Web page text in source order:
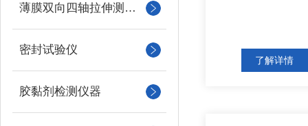
薄膜双向四轴拉伸测试系统
密封试验仪
胶黏剂检测仪器
了解详情